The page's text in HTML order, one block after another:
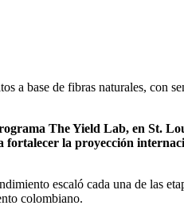
a base de fibras naturales, con
The Yield Lab, en St.
fortalecer la proyección
escaló cada una de las
colombiano.